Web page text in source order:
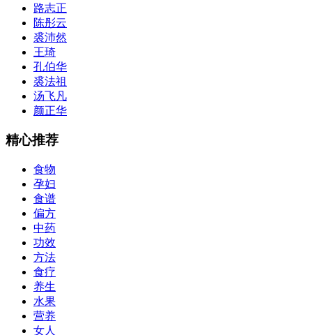
路志正
陈彤云
裘沛然
王琦
孔伯华
裘法祖
汤飞凡
颜正华
精心推荐
食物
孕妇
食谱
偏方
中药
功效
方法
食疗
养生
水果
营养
女人